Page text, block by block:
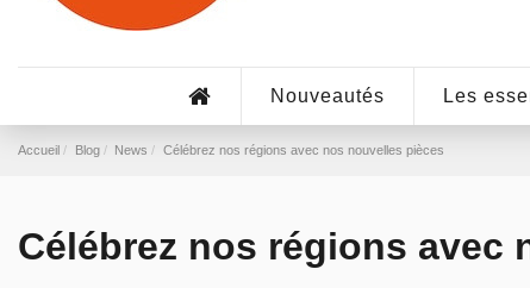
Nouveautés Les
Accueil Blog News Célébrez nos régions avec nos nouvelles pièces
Célébrez nos régions avec